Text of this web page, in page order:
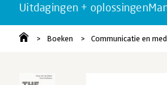
Uitdagingen + oplossingen
Boeken Communicatie en